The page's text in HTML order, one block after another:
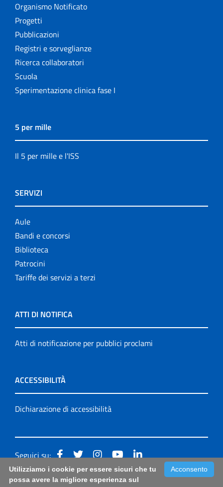
Organismo Notificato
Progetti
Pubblicazioni
Registri e sorveglianze
Ricerca collaboratori
Scuola
Sperimentazione clinica fase I
5 per mille
Il 5 per mille e l'ISS
SERVIZI
Aule
Bandi e concorsi
Biblioteca
Patrocini
Tariffe dei servizi a terzi
ATTI DI NOTIFICA
Atti di notificazione per pubblici proclami
ACCESSIBILITÀ
Dichiarazione di accessibilità
Seguici su:
Accessibilità: form di segnalazione di prima istanza per
Acconsento
Utilizziamo i cookie per essere sicuri che tu
possa avere la migliore esperienza sul